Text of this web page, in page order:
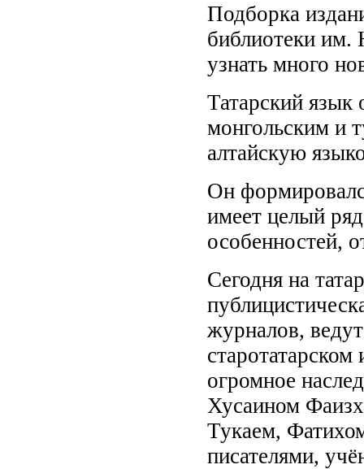
Подборка
библиотеки им.
узнать много
Татарский язык
монгольским и
алтайскую
Он
имеет целый
особенностей,
Сегодня на
журналов,
огромное
Хусаином
Тукаем,
писателями,